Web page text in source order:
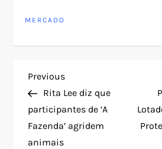
MERCADO
N
a
v
Previous
Post
Previous
Rita Lee diz que
participantes de ‘A
Fazenda’ agridem
animais